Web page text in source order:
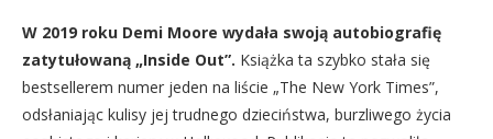
W 2019 roku Demi Moore wydała swoją autobiografię
zatytułowaną „Inside Out”. Książka ta szybko stała się
bestsellerem numer jeden na liście „The New York Times”,
odsłaniając kulisy jej trudnego dzieciństwa, burzliwego życia